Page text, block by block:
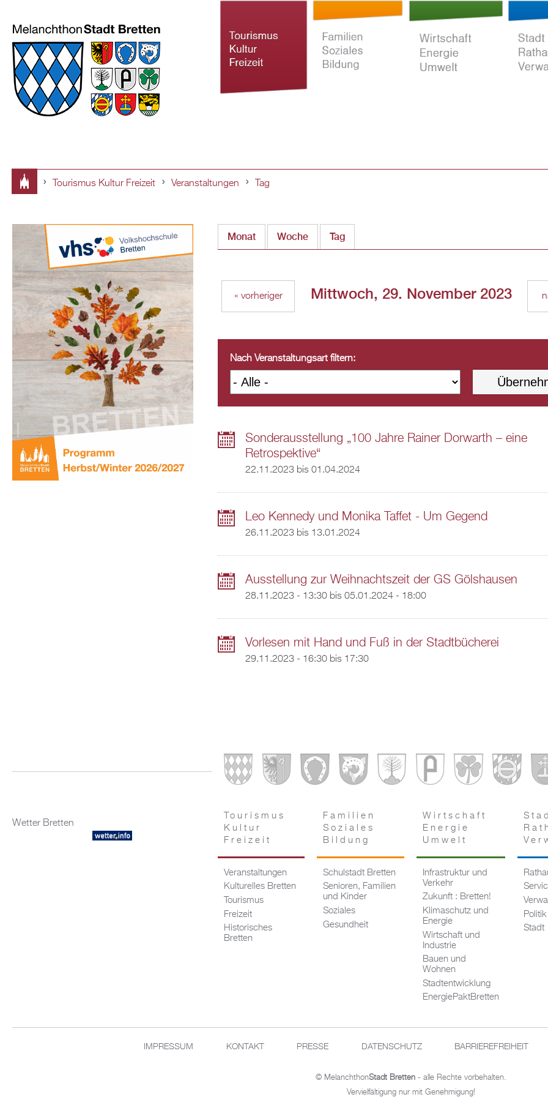
Inhalt
sind
hier
Tourismus Kultur Freizeit Veranstaltungen Tag
Monat Woche Tag
Mittwoch, 29. November 2023
« vorheriger
Nach Veranstaltungsart filtern:
Sonderausstellung „100 Jahre Rainer Dorwarth – eine
Retrospektive“
22.11.2023bis 01.04.2024
Leo Kennedy und Monika Taffet - Um Gegend
26.11.2023bis 13.01.2024
Ausstellung zur Weihnachtszeit der GS Gölshausen
28.11.2023 - 13:30bis 05.01.2024 - 18:00
Vorlesen mit Hand und Fuß in der Stadtbücherei
29.11.2023 - 16:30bis 17:30
Wetter Bretten
Tourismus
Kultur
Freizeit
Veranstaltungen
Kulturelles Bretten
Tourismus
Freizeit
Historisches
Bretten
Familien
Soziales
Bildung
Schulstadt Bretten
Senioren, Familien
und Kinder
Soziales
Gesundheit
Wirtschaft
Energie
Umwelt
Infrastruktur und
Verkehr
Zukunft : Bretten!
Klimaschutz und
Energie
Wirtschaft und
Industrie
Bauen und
Wohnen
Stadtentwicklung
EnergiePaktBretten
Politik
Stadt
IMPRESSUM KONTAKT PRESSE DATENSCHUTZ BARRIEREFREIHEIT
© MelanchthonStadt Bretten - alle Rechte vorbehalten.
Vervielfältigung nur mit Genehmigung!